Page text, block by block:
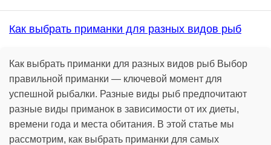
Как выбрать приманки для разных видов рыб
Как выбрать приманки для разных видов рыб Выбор
правильной приманки — ключевой момент для
успешной рыбалки. Разные виды рыб предпочитают
разные виды приманок в зависимости от их диеты,
времени года и места обитания. В этой статье мы
рассмотрим, как выбрать приманки для самых